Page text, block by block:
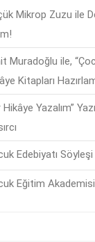
Mikrop Zuzu ile
Muradoğlu ile,
Kitapları
Hikâye Yazalım”
Edebiyatı Söyleşi
Eğitim Akademisi